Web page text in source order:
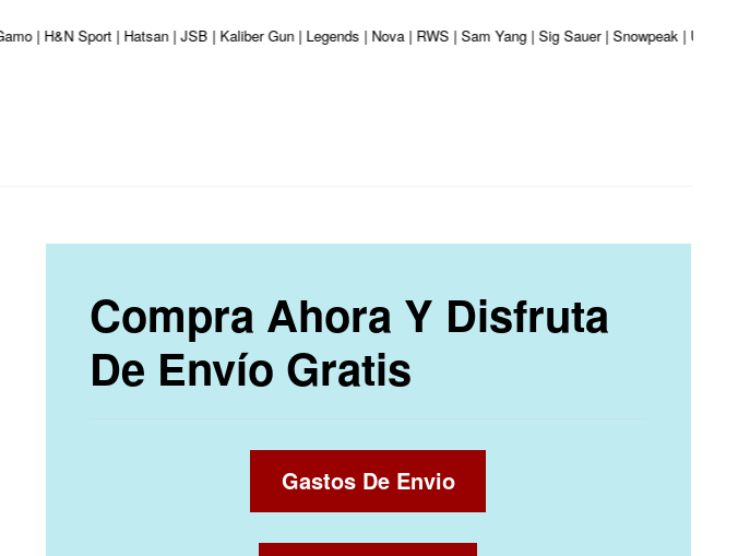
Sport | Hatsan | JSB | Kaliber Gun | Legends | Nova | RWS | Sam Yang | Sig Sauer | Snowpeak | Umarex |
Compra Ahora Y Disfruta
De Envío Gratis
Gastos De Envio